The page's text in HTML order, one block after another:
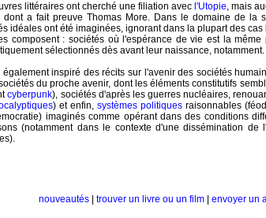
littéraires ont cherché une filiation avec l'Utopie, mais
a fait preuve Thomas More. Dans le domaine de la
idéales ont été imaginées, ignorant dans la plupart des
composent : sociétés où l'espérance de vie est la même
sélectionnés dès avant leur naissance, notamment.
également inspiré des récits sur l'avenir des sociétés
du proche avenir, dont les éléments constitutifs
cyberpunk), sociétés d'après les guerres nucléaires,
) et enfin, systèmes politiques raisonnables
imaginés comme opérant dans des conditions
(notamment dans le contexte d'une dissémination de
nouveautés
trouver un livre ou un film envoyer un